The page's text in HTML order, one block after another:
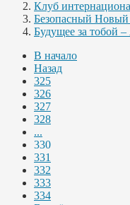
Клуб
Безопасный Новый
Будущее за тобой
В начало
Назад
325
326
327
328
...
330
331
332
333
334